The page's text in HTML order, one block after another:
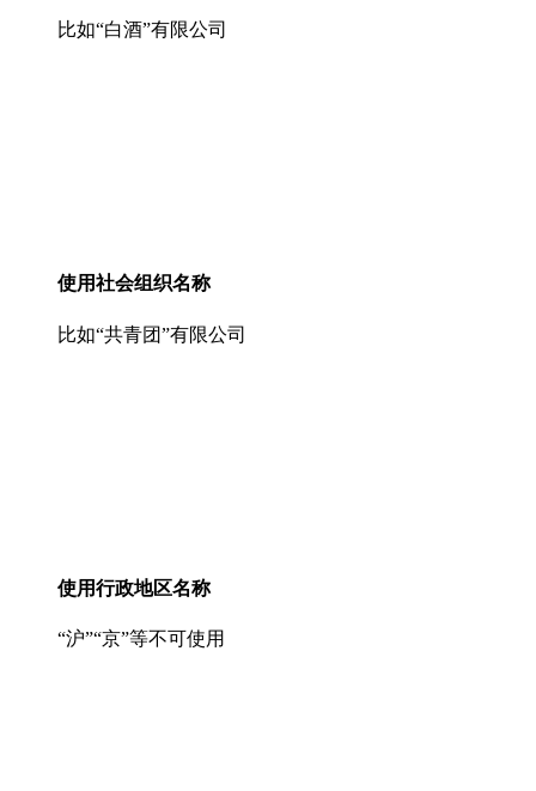
比如“白酒”有限公司
使用社会组织名称
比如“共青团”有限公司
使用行政地区名称
“沪”“京”等不可使用